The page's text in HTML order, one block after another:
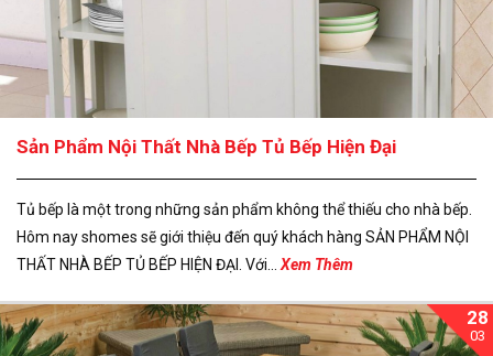
Sản Phẩm Nội Thất Nhà Bếp Tủ Bếp Hiện Đại
Tủ bếp là một trong những sản phẩm không thể thiếu cho nhà bếp.
Hôm nay shomes sẽ giới thiệu đến quý khách hàng SẢN PHẨM NỘI
THẤT NHÀ BẾP TỦ BẾP HIỆN ĐẠI. Với... Xem Thêm
28
03